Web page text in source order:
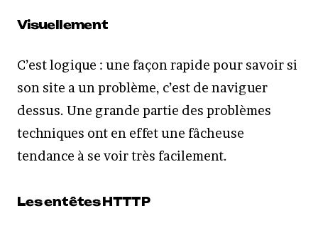
Visuellement
C’est logique : une façon rapide pour savoir si
son site a un problème, c’est de naviguer
dessus. Une grande partie des problèmes
techniques ont en effet une fâcheuse
tendance à se voir très facilement.
Les entêtes HTTTP